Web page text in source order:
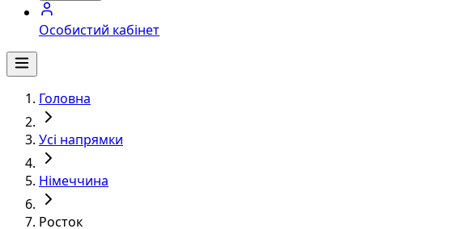
Особистий кабінет
Головна
Усі напрямки
Німеччина
Росток